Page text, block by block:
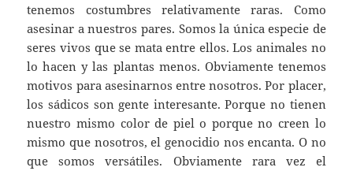
tenemos costumbres relativamente raras. Como
asesinar a nuestros pares. Somos la única especie de
seres vivos que se mata entre ellos. Los animales no
lo hacen y las plantas menos. Obviamente tenemos
motivos para asesinarnos entre nosotros. Por placer,
los sádicos son gente interesante. Porque no tienen
nuestro mismo color de piel o porque no creen lo
mismo que nosotros, el genocidio nos encanta. O no
que somos versátiles. Obviamente rara vez el